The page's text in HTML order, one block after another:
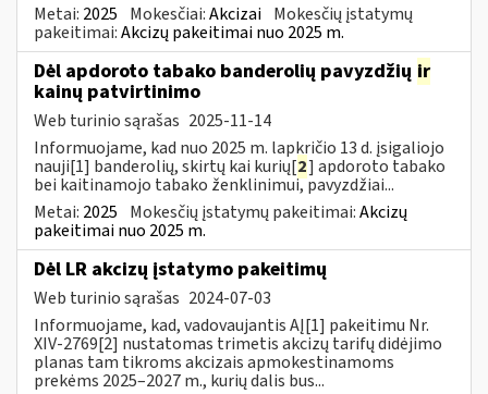
Metai: 2025 Mokesčiai:Akcizai Mokesčių įstatymų
pakeitimai:Akcizų pakeitimai nuo 2025 m.
Dėl apdoroto tabako banderolių pavyzdžių ir
kainų patvirtinimo
Web turinio sąrašas 2025-11-14
Informuojame, kad nuo 2025 m. lapkričio 13 d. įsigaliojo
nauji[1] banderolių, skirtų kai kurių[2] apdoroto tabako
bei kaitinamojo tabako ženklinimui, pavyzdžiai...
Metai: 2025 Mokesčių įstatymų pakeitimai:Akcizų
pakeitimai nuo 2025 m.
Dėl LR akcizų įstatymo pakeitimų
Web turinio sąrašas 2024-07-03
Informuojame, kad, vadovaujantis AĮ[1] pakeitimu Nr.
XIV-2769[2] nustatomas trimetis akcizų tarifų didėjimo
planas tam tikroms akcizais apmokestinamoms
prekėms 2025–2027 m., kurių dalis bus...